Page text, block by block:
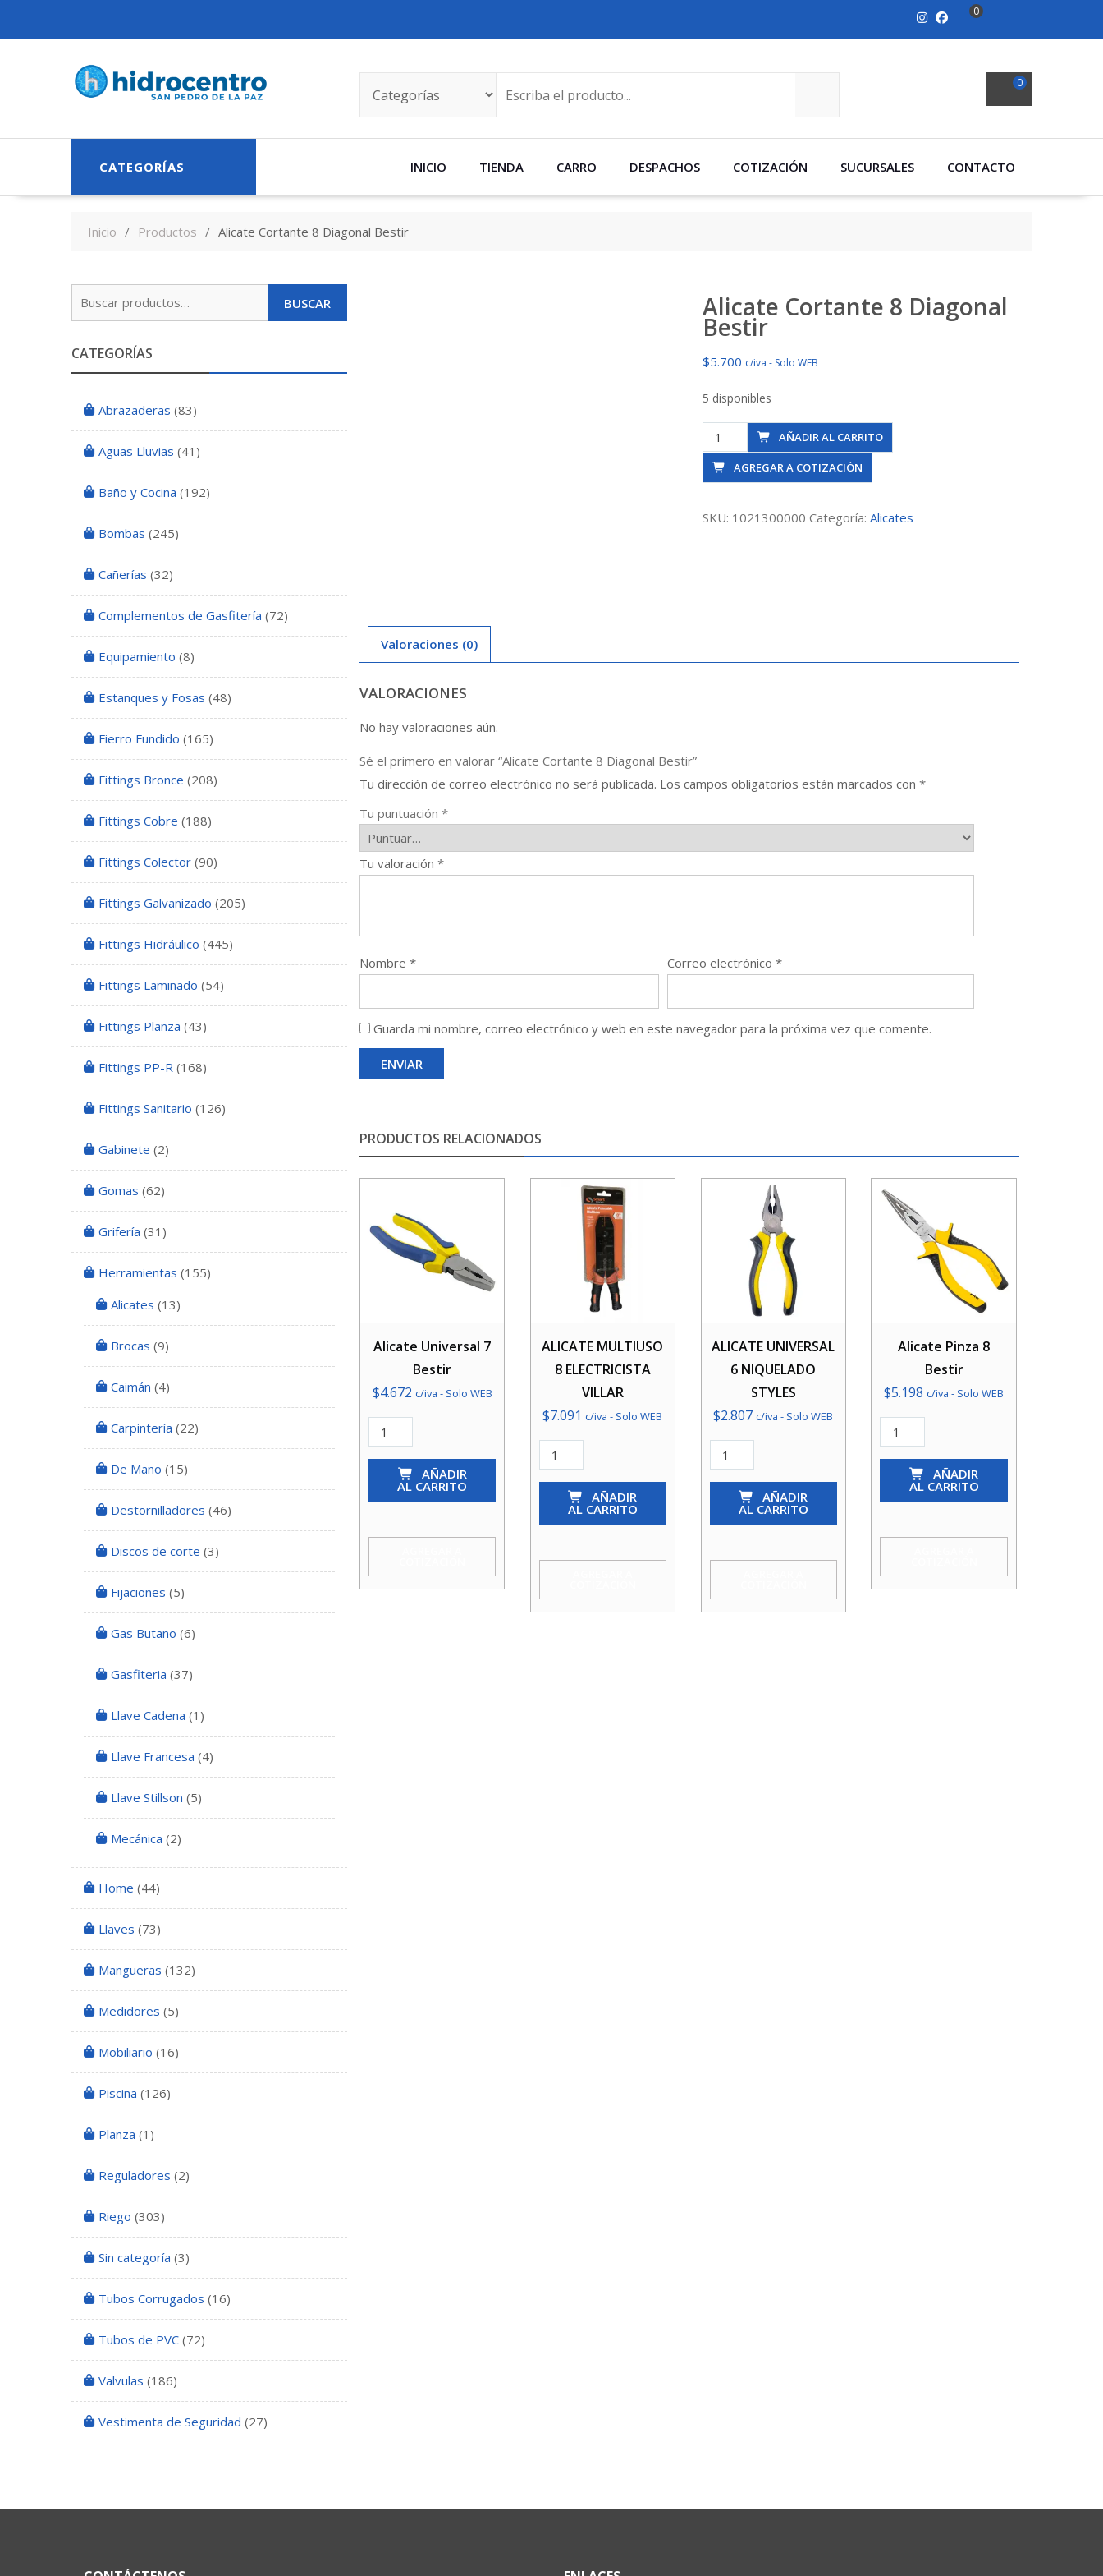
0
0
CATEGORÍAS INICIO TIENDA CARRO DESPACHOS COTIZACIÓN SUCURSALES CONTACTO
Inicio Productos Alicate Cortante 8 Diagonal Bestir
Alicate Cortante 8 Diagonal
Bestir
$5.700 c/iva - Solo WEB
5 disponibles
Alicate
Cortante
Bestir
AÑADIR AL CARRITO
AGREGAR A COTIZACIÓN
SKU: 1021300000 Categoría:Alicates
Valoraciones (0)
VALORACIONES
No hay valoraciones aún.
Sé el primero en valorar “Alicate Cortante 8 Diagonal Bestir”
Tu dirección de correo electrónico no será publicada. Los campos obligatorios están marcados con *
Tu puntuación *
Tu valoración *
Nombre * Correo electrónico *
Guarda mi nombre, correo electrónico y web en este navegador para la próxima vez que comente.
PRODUCTOS RELACIONADOS
Alicate Universal 7
Bestir
$4.672 c/iva - Solo WEB
Alicate
Universal
AÑADIR
AL CARRITO
ALICATE MULTIUSO
8 ELECTRICISTA
VILLAR
$7.091 c/iva - Solo WEB
ALICATE
MULTIUSO
cantidad
AÑADIR
AL CARRITO
ALICATE UNIVERSAL
6 NIQUELADO
STYLES
$2.807 c/iva - Solo WEB
ALICATE
UNIVERSAL
cantidad
AÑADIR
AL CARRITO
Alicate Pinza 8
Bestir
$5.198 c/iva - Solo WEB
Alicate
Pinza
AÑADIR
AL CARRITO
BUSCAR
CATEGORÍAS
Abrazaderas (83)
Aguas Lluvias (41)
Baño y Cocina (192)
Bombas (245)
Cañerías (32)
Complementos de Gasfitería (72)
Equipamiento (8)
Estanques y Fosas (48)
Fierro Fundido (165)
Fittings Bronce (208)
Fittings Cobre (188)
Fittings Colector (90)
Fittings Galvanizado (205)
Fittings Hidráulico (445)
Fittings Laminado (54)
Fittings Planza (43)
Fittings PP-R (168)
Fittings Sanitario (126)
Gabinete (2)
Gomas (62)
Grifería (31)
Herramientas (155)
Alicates (13)
Brocas (9)
Caimán (4)
Carpintería (22)
De Mano (15)
Destornilladores (46)
Discos de corte (3)
Fijaciones (5)
Gas Butano (6)
Gasfiteria (37)
Llave Cadena (1)
Llave Francesa (4)
Llave Stillson (5)
Mecánica (2)
Home (44)
Llaves (73)
Mangueras (132)
Medidores (5)
Mobiliario (16)
Piscina (126)
Planza (1)
Reguladores (2)
Riego (303)
Sin categoría (3)
Tubos Corrugados (16)
Tubos de PVC (72)
Valvulas (186)
Vestimenta de Seguridad (27)